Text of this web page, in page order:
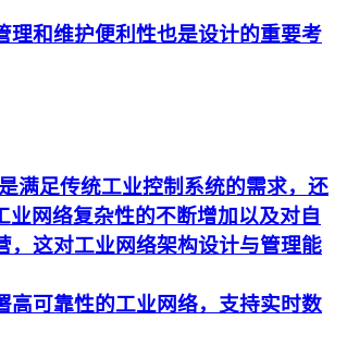
理和维护便利性也是设计的重要考
满足传统工业控制系统的需求，还
网络复杂性的不断增加以及对自
，这对工业网络架构设计与管理能
高可靠性的工业网络，支持实时数